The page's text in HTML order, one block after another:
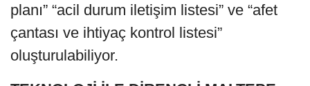
planı” “acil durum iletişim listesi” ve “afet
çantası ve ihtiyaç kontrol listesi”
oluşturulabiliyor.